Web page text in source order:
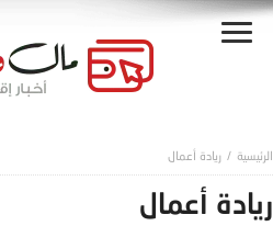
ريادة أعمال
ريادة أعمال